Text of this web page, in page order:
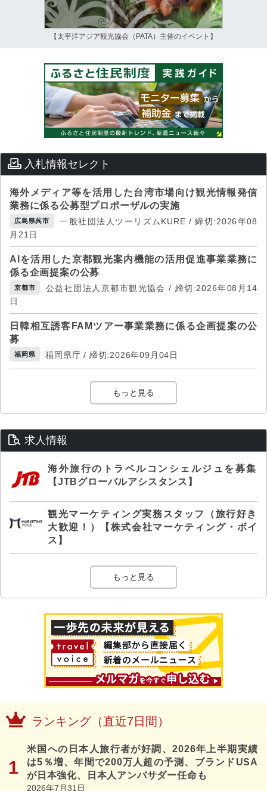
【太平洋アジア観光協会（PATA）主催のイベント】
入札情報セレクト
海外メディア等を活用した台湾市場向け観光情報発信
業務に係る公募型プロポーザルの実施
広島県呉市
一般社団法人ツーリズムKURE / 締切:2026年08
月21日
AIを活用した京都観光案内機能の活用促進事業業務に
係る企画提案の公募
京都市
公益社団法人京都市観光協会 / 締切:2026年08月14
日
日韓相互誘客FAMツアー事業業務に係る企画提案の公
募
福岡県 福岡県庁 / 締切:2026年09月04日
もっと見る
求人情報
海外旅行のトラベルコンシェルジュを募集
【JTBグローバルアシスタンス】
観光マーケティング実務スタッフ（旅行好き
大歓迎！）【株式会社マーケティング・ボイ
ス】
もっと見る
ランキング（直近7日間）
米国への日本人旅行者が好調、2026年上半期実績
は5％増、年間で200万人超の予測、ブランドUSA
が日本強化、日本人アンバサダー任命も
2026年7月31日